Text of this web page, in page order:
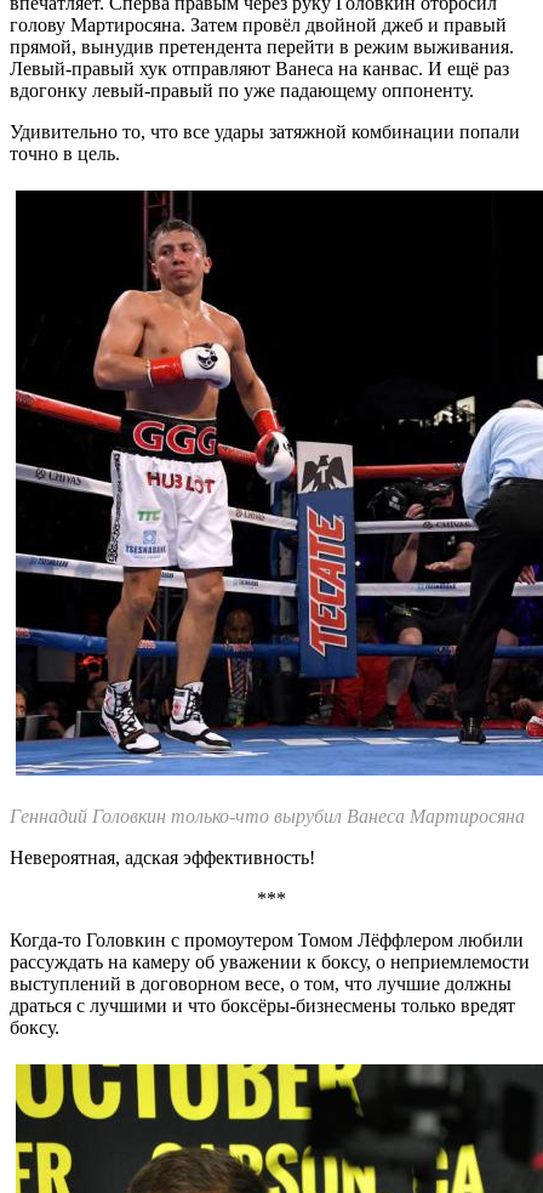
голову Мартиросяна. Затем провёл двойной джеб и правый
прямой, вынудив претендента перейти в режим выживания.
Левый-правый хук отправляют Ванеса на канвас. И ещё раз
вдогонку левый-правый по уже падающему оппоненту.
Удивительно то, что все удары затяжной комбинации попали
точно в цель.
Геннадий Головкин только-что вырубил Ванеса Мартиросяна
Невероятная, адская эффективность!
***
Когда-то Головкин с промоутером Томом Лёффлером любили
рассуждать на камеру об уважении к боксу, о неприемлемости
выступлений в договорном весе, о том, что лучшие должны
драться с лучшими и что боксёры-бизнесмены только вредят
боксу.